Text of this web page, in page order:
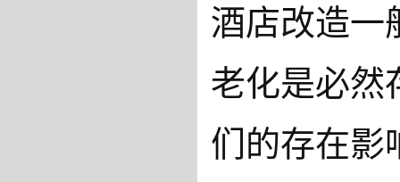
酒店改造一
老化是必然
们的存在影